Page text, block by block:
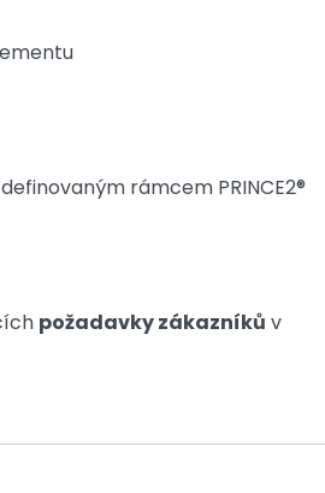
rámcem PRINCE2®
požadavky zákazníků v